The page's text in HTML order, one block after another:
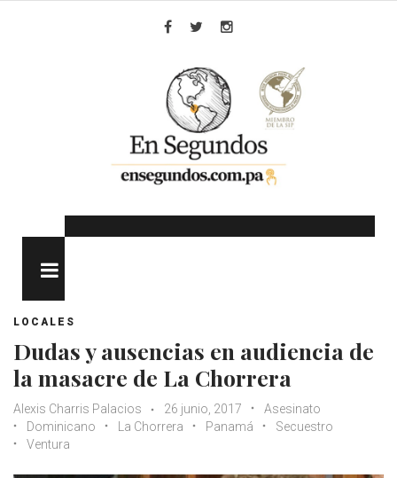
LOCALES
Dudas y ausencias en audiencia de
la masacre de La Chorrera
Alexis Charris Palacios 26 junio, 2017
Asesinato
Dominicano
La Chorrera Panamá
Secuestro
Ventura